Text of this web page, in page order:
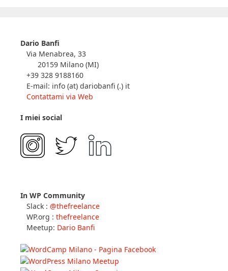
Dario Banfi
Via Menabrea, 33
20159 Milano (MI)
+39 328 9188160
E-mail: info (at) dariobanfi (.) it
Contattami via Web
I miei social
In WP Community
Slack : @thefreelance
WP.org : thefreelance
Meetup: Dario Banfi